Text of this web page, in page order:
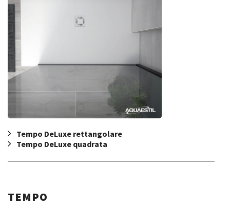
Tempo DeLuxe rettangolare
Tempo DeLuxe quadrata
TEMPO